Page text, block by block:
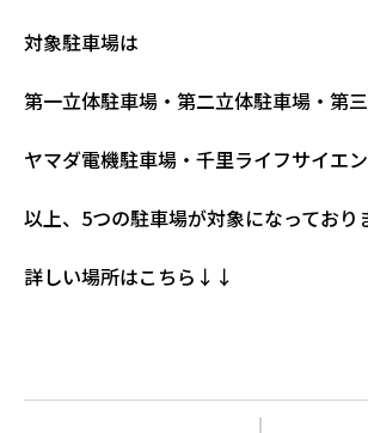
対象駐車場は
第一立体駐車場・第二立体駐車場・第
ヤマダ電機駐車場・千里ライフサイエ
以上、5つの駐車場が対象になっており
詳しい場所はこちら↓↓